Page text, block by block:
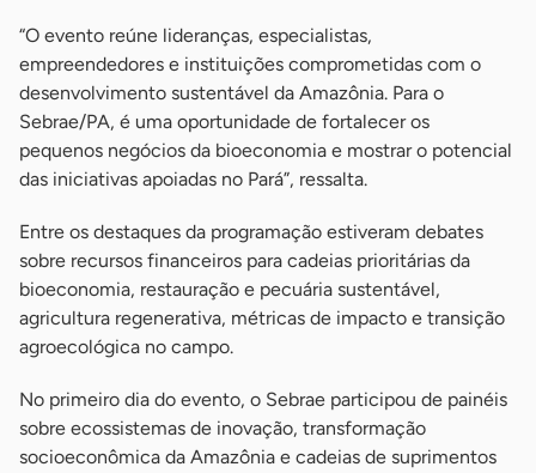
“O evento reúne lideranças, especialistas,
empreendedores e instituições comprometidas com o
desenvolvimento sustentável da Amazônia. Para o
Sebrae/PA, é uma oportunidade de fortalecer os
pequenos negócios da bioeconomia e mostrar o potencial
das iniciativas apoiadas no Pará”, ressalta.
Entre os destaques da programação estiveram debates
sobre recursos financeiros para cadeias prioritárias da
bioeconomia, restauração e pecuária sustentável,
agricultura regenerativa, métricas de impacto e transição
agroecológica no campo.
No primeiro dia do evento, o Sebrae participou de painéis
sobre ecossistemas de inovação, transformação
socioeconômica da Amazônia e cadeias de suprimentos